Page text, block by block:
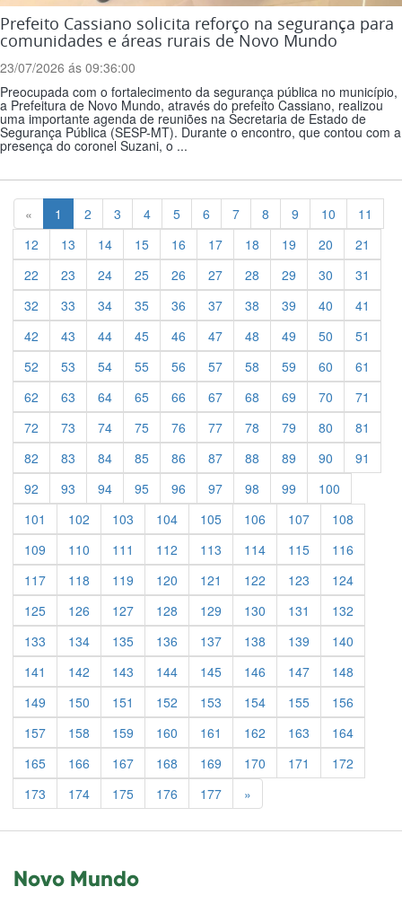
Prefeito Cassiano solicita reforço na segurança para
comunidades e áreas rurais de Novo Mundo
23/07/2026 ás 09:36:00
Preocupada com o fortalecimento da segurança pública no município,
a Prefeitura de Novo Mundo, através do prefeito Cassiano, realizou
uma importante agenda de reuniões na Secretaria de Estado de
Segurança Pública (SESP-MT). Durante o encontro, que contou com a
presença do coronel Suzani, o ...
« Previous
1 2 3 4 5 6 7 8 9 10
11
12
13 14 15 16 17 18 19 20
21
22
23 24 25 26 27 28 29 30
31
32
33 34 35 36 37 38 39 40
41
42
43 44 45 46 47 48 49 50
51
52
53 54 55 56 57 58 59 60
61
62
63 64 65 66 67 68 69 70
71
72
73 74 75 76 77 78 79 80
81
82
83 84 85 86 87 88 89 90
91
92
93 94 95 96 97 98 99
100
101
102 103 104 105 106 107
108
109
110 111 112 113 114 115
116
117
118 119 120 121 122 123
124
125
126 127 128 129 130 131
132
133
134 135 136 137 138 139
140
141
142 143 144 145 146 147
148
149
150 151 152 153 154 155
156
157
158 159 160 161 162 163
164
165
166 167 168 169 170 171
172
173
174 175 176 177 »
Novo Mundo